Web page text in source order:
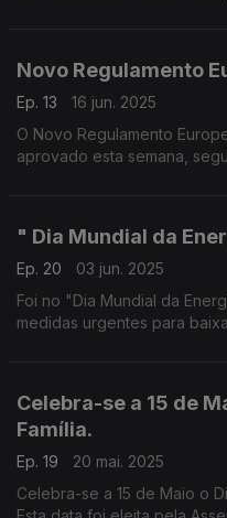
Novo Regulamento
Ep. 13
16 jun. 2025
O Novo Regulamento
aprovado esta semana,
" Dia Mundial da
Ep. 20
03 jun. 2025
Foi no "Dia Mundial da
medidas urgentes para
Celebra-se a 15 de
Família.
Ep. 19
20 mai. 2025
Celebra-se a 15 de Maio o